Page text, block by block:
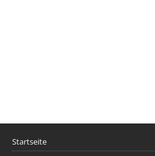
Startseite